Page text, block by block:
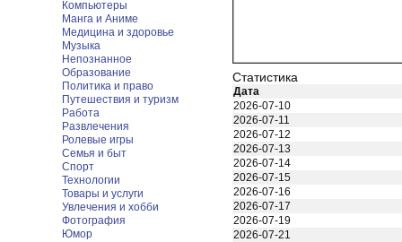
Компьютеры
Манга и Аниме
Медицина и здоровье
Музыка
Непознанное
Образование
Политика и право
Путешествия и туризм
Работа
Развлечения
Ролевые игры
Семья и быт
Спорт
Технологии
Товары и услуги
Увлечения и хобби
Фотография
Юмор
Статистика
Дата
2026-07-10
2026-07-11
2026-07-12
2026-07-13
2026-07-14
2026-07-15
2026-07-16
2026-07-17
2026-07-19
2026-07-21